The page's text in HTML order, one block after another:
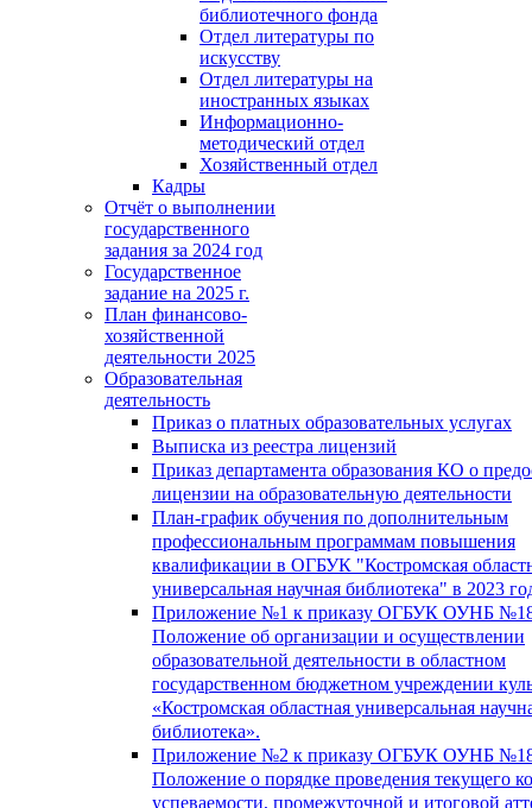
библиотечного фонда
Отдел литературы по
искусству
Отдел литературы на
иностранных языках
Информационно-
методический отдел
Хозяйственный отдел
Кадры
Отчёт о выполнении
государственного
задания за 2024 год
Государственное
задание на 2025 г.
План финансово-
хозяйственной
деятельности 2025
Образовательная
деятельность
Приказ о платных образовательных услугах
Выписка из реестра лицензий
Приказ департамента образования КО о
лицензии на образовательную деятельности
План-график обучения по дополнительным
профессиональным программам повышения
квалификации в ОГБУК "Костромская
универсальная научная библиотека" в 2023
Приложение №1 к приказу ОГБУК ОУНБ
Положение об организации и осуществлении
образовательной деятельности в областном
государственном бюджетном учреждении
«Костромская областная универсальная
библиотека».
Приложение №2 к приказу ОГБУК ОУНБ
Положение о порядке проведения текущего
успеваемости, промежуточной и итоговой